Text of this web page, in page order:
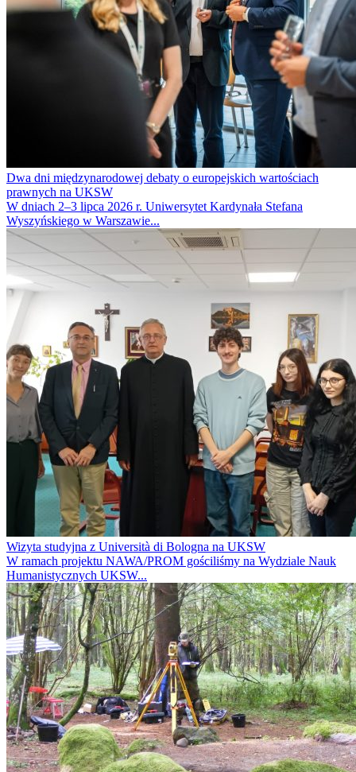
Dwa dni międzynarodowej debaty o europejskich wartościach
prawnych na UKSW
W dniach 2–3 lipca 2026 r. Uniwersytet Kardynała Stefana
Wyszyńskiego w Warszawie...
Wizyta studyjna z Università di Bologna na UKSW
W ramach projektu NAWA/PROM gościliśmy na Wydziale Nauk
Humanistycznych UKSW...